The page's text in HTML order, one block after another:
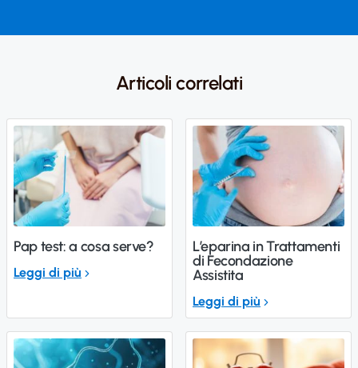
Articoli correlati
Pap test: a cosa serve?
Leggi di più
L’eparina in Trattamenti
di Fecondazione
Assistita
Leggi di più